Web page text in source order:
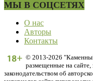
МЫ В СОЦСЕТЯХ
О нас
Авторы
Контакты
© 2013-2026
размещенные на
законодательством об